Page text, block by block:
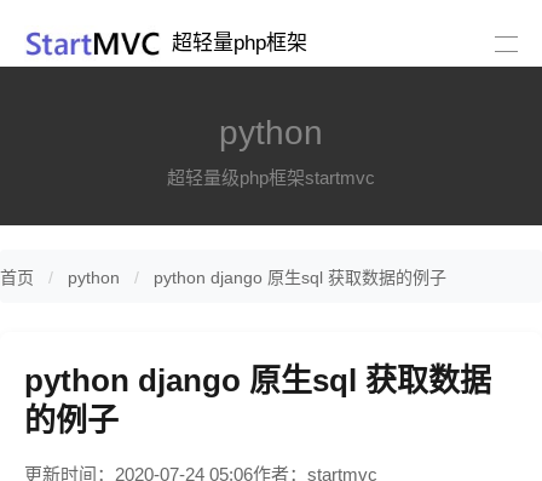
超轻量php框架
python
超轻量级php框架startmvc
首页 python python django 原生sql 获取数据的例子
python django 原生sql 获取数据
的例子
更新时间：2020-07-24 05:06作者：startmvc